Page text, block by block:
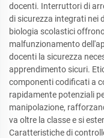
docenti. Interruttori di
di sicurezza integrati nei
biologia scolastici
malfunzionamento
docenti la sicurezza
apprendimento sicuri.
componenti codificati a
rapidamente potenziali
manipolazione,
va oltre la classe e si
Caratteristiche di